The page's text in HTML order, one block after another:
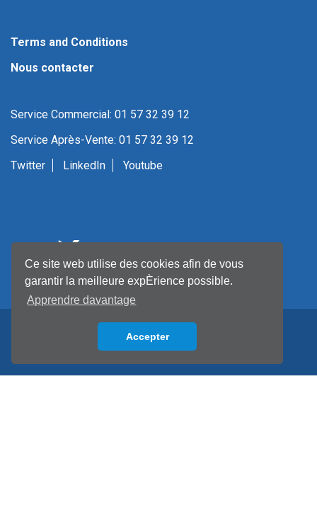
Ce site web utilise des cookies afin de vous
garantir la meilleure expÈrience possible.
Apprendre davantage
Accepter
Terms and Conditions
Nous contacter
Service Commercial: 01 57 32 39 12
Service Après-Vente: 01 57 32 39 12
Twitter
LinkedIn Youtube
Back to top